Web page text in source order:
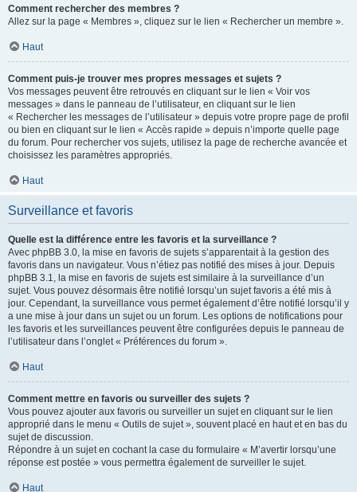
Comment rechercher des membres ?
Allez sur la page « Membres », cliquez sur le lien « Rechercher un membre ».
Haut
Comment puis-je trouver mes propres messages et sujets ?
Vos messages peuvent être retrouvés en cliquant sur le lien « Voir vos
messages » dans le panneau de l’utilisateur, en cliquant sur le lien
« Rechercher les messages de l’utilisateur » depuis votre propre page de profil
ou bien en cliquant sur le lien « Accès rapide » depuis n’importe quelle page
du forum. Pour rechercher vos sujets, utilisez la page de recherche avancée et
choisissez les paramètres appropriés.
Haut
Surveillance et favoris
Quelle est la différence entre les favoris et la surveillance ?
Avec phpBB 3.0, la mise en favoris de sujets s’apparentait à la gestion des
favoris dans un navigateur. Vous n’étiez pas notifié des mises à jour. Depuis
phpBB 3.1, la mise en favoris de sujets est similaire à la surveillance d’un
sujet. Vous pouvez désormais être notifié lorsqu’un sujet favoris a été mis à
jour. Cependant, la surveillance vous permet également d’être notifié lorsqu’il y
a une mise à jour dans un sujet ou un forum. Les options de notifications pour
les favoris et les surveillances peuvent être configurées depuis le panneau de
l’utilisateur dans l’onglet « Préférences du forum ».
Haut
Comment mettre en favoris ou surveiller des sujets ?
Vous pouvez ajouter aux favoris ou surveiller un sujet en cliquant sur le lien
approprié dans le menu « Outils de sujet », souvent placé en haut et en bas du
sujet de discussion.
Répondre à un sujet en cochant la case du formulaire « M’avertir lorsqu’une
réponse est postée » vous permettra également de surveiller le sujet.
Haut